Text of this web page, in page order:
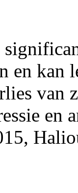
en kan
van
en